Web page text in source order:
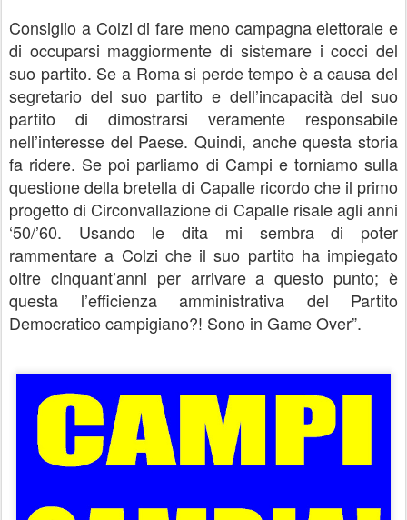
Consiglio a Colzi di fare meno campagna elettorale e
di occuparsi maggiormente di sistemare i cocci del
suo partito. Se a Roma si perde tempo è a causa del
segretario del suo partito e dell’incapacità del suo
partito di dimostrarsi veramente responsabile
nell’interesse del Paese. Quindi, anche questa storia
fa ridere. Se poi parliamo di Campi e torniamo sulla
questione della bretella di Capalle ricordo che il primo
progetto di Circonvallazione di Capalle risale agli anni
‘50/’60. Usando le dita mi sembra di poter
rammentare a Colzi che il suo partito ha impiegato
oltre cinquant’anni per arrivare a questo punto; è
questa l’efficienza amministrativa del Partito
Democratico campigiano?! Sono in Game Over”.